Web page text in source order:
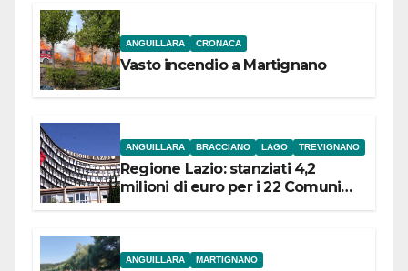
ANGUILLARA CRONACA
Vasto incendio a Martignano
ANGUILLARA BRACCIANO LAGO TREVIGNANO
Regione Lazio: stanziati 4,2
milioni di euro per i 22 Comuni
ANGUILLARA MARTIGNANO